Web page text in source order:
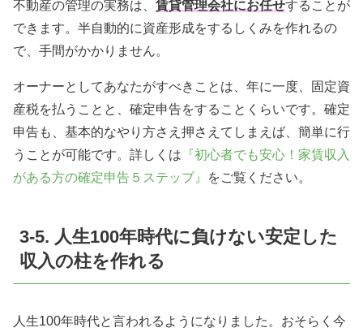
不動産の管理の実務は、 賃貸管理会社にお任せすることが
できます。半自動的に資産形成をするしくみを作れるの
で、手間がかかりません。
オーナーとしてあなたがすべきことは、年に一度、固定資
産税を払うことと、確定申告をすることくらいです。確定
申告も、基本的なやり方さえ押さえてしまえば、簡単に行
うことが可能です。詳しくは 『初心者でも安心！家賃収入
がある方の確定申告５ステップ』
をご覧ください。
3-5. 人生100年時代に負けない安定した
収入の柱を作れる
人生100年時代と言われるようになりました。おそらく今